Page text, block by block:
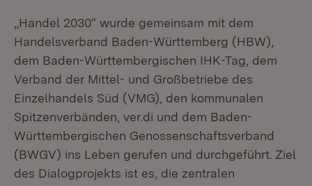
„Handel 2030“ wurde gemeinsam mit dem
Handelsverband Baden-Württemberg (HBW),
dem Baden-Württembergischen IHK-Tag, dem
Verband der Mittel- und Großbetriebe des
Einzelhandels Süd (VMG), den kommunalen
Spitzenverbänden, ver.di und dem Baden-
Württembergischen Genossenschaftsverband
(BWGV) ins Leben gerufen und durchgeführt. Ziel
des Dialogprojekts ist es, die zentralen